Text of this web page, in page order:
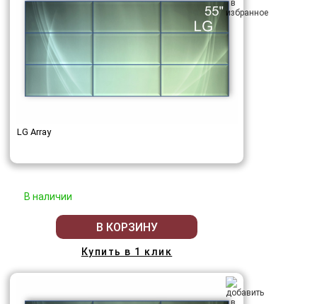
LG Array
В наличии
В КОРЗИНУ
Купить в 1 клик